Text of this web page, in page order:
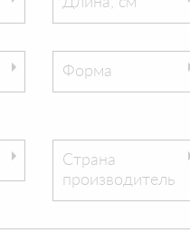
Форма
Страна
производитель